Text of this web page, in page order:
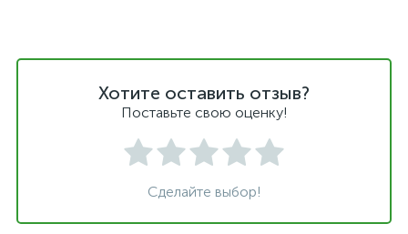
Хотите оставить отзыв?
Поставьте свою оценку!
Сделайте выбор!